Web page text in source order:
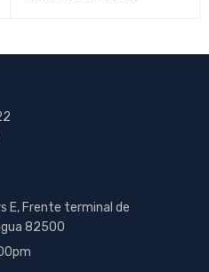
E, Frente terminal de
82500